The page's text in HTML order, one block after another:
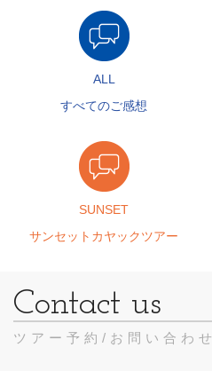
ALL
すべてのご感想
SUNSET
サンセットカヤックツアー
ツアー予約/お問い合わせ